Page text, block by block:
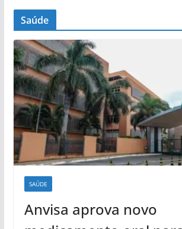
Saúde
SAÚDE
Anvisa aprova novo